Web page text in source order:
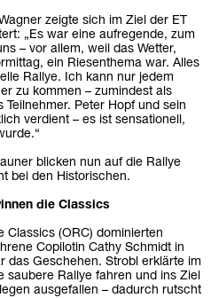
zeigte sich im Ziel der ET
„Es war eine aufregende, zum
– vor allem, weil das Wetter,
ein Riesenthema war. Alles
Rallye. Ich kann nur jedem
zu kommen – zumindest als
Peter Hopf und sein
verdient – es ist sensationell,
blicken nun auf die Rallye
bei den Historischen.
die Classics
Classics (ORC) dominierten
Copilotin Cathy Schmidt in
das Geschehen. Strobl erklärte im
saubere Rallye fahren und ins Ziel
ausgefallen – dadurch rutscht